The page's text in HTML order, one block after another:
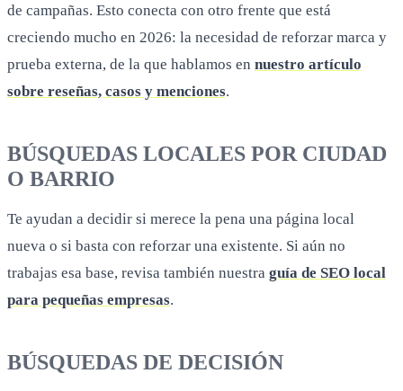
de campañas. Esto conecta con otro frente que está
creciendo mucho en 2026: la necesidad de reforzar marca y
prueba externa, de la que hablamos en nuestro artículo
sobre reseñas, casos y menciones.
BÚSQUEDAS LOCALES POR CIUDAD
O BARRIO
Te ayudan a decidir si merece la pena una página local
nueva o si basta con reforzar una existente. Si aún no
trabajas esa base, revisa también nuestra guía de SEO local
para pequeñas empresas.
BÚSQUEDAS DE DECISIÓN